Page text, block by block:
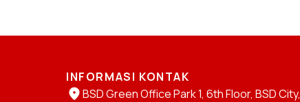
INFORMASI KONTAK
BSD Green Office Park 1, 6th Floor, BSD City,